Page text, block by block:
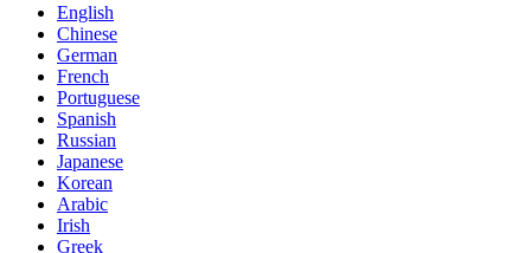
English
Chinese
German
French
Portuguese
Spanish
Russian
Japanese
Korean
Arabic
Irish
Greek